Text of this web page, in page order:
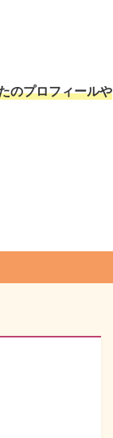
のプロフィールや